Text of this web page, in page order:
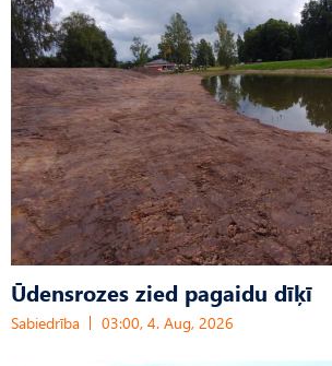
Ūdensrozes zied pagaidu dīķī
Sabiedrība 03:00, 4. Aug, 2026